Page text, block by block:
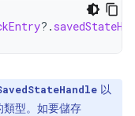
?.
以
類型。如要儲存